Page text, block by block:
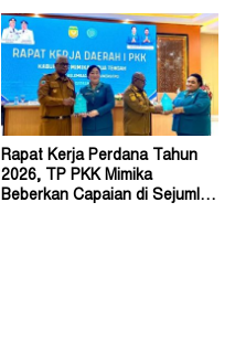
Rapat Kerja Perdana Tahun
2026, TP PKK Mimika
Beberkan Capaian di Sejumlah